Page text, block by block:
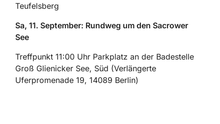
Teufelsberg
Sa, 11. September: Rundweg um den Sacrower
See
Treffpunkt 11:00 Uhr Parkplatz an der Badestelle
Groß Glienicker See, Süd (Verlängerte
Uferpromenade 19, 14089 Berlin)